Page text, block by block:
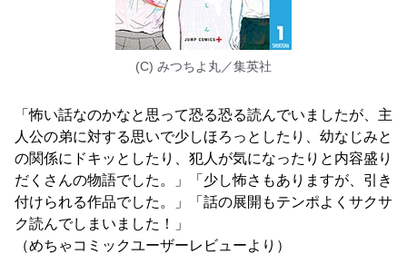
(C) みつちよ丸／集英社
「怖い話なのかなと思って恐る恐る読んでいましたが、主
人公の弟に対する思いで少しほろっとしたり、幼なじみと
の関係にドキッとしたり、犯人が気になったりと内容盛り
だくさんの物語でした。」「少し怖さもありますが、引き
付けられる作品でした。」「話の展開もテンポよくサクサ
ク読んでしまいました！」
（めちゃコミックユーザーレビューより）